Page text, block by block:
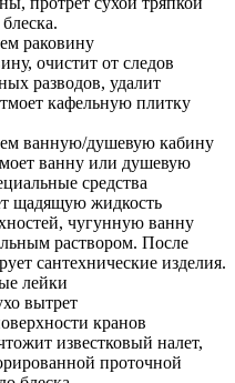
раковину
очистит от следов
разводов, удалит
кафельную плитку
ванную/душевую кабину
ванну или душевую
средства
щадящую жидкость
чугунную ванну
раствором. После
сантехнические изделия.
лейки
вытрет
кранов
известковый налет,
проточной